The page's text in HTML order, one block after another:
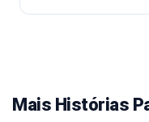
Mais Histórias